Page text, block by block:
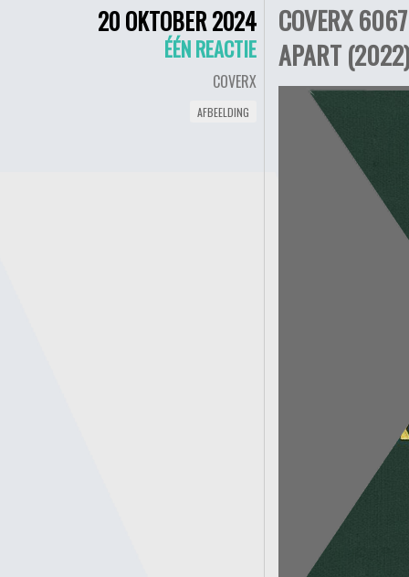
20 OKTOBER 2024
ÉÉN REACTIE
COVERX
AFBEELDING
COVERX
APART (2022)